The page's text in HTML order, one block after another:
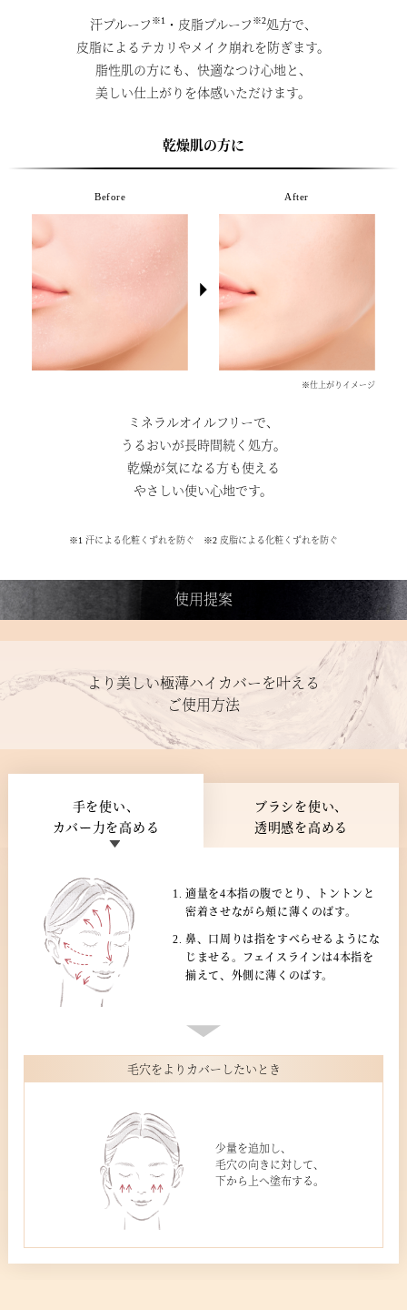
汗プルーフ ※1・皮脂プルーフ ※2処方で、
皮脂によるテカリやメイク崩れを防ぎます。
脂性肌の方にも、快適なつけ心地と、
美しい仕上がりを体感いただけます。
乾燥肌の方に
Before After
※仕上がりイメージ
ミネラルオイルフリーで、
うるおいが長時間続く処方。
乾燥が気になる方も使える
やさしい使い心地です。
※1 汗による化粧くずれを防ぐ ※2 皮脂による化粧くずれを防ぐ
使用提案
より美しい極薄ハイカバーを叶える
ご使用方法
手を使い、
カバー力を高める
ブラシを使い、
透明感を高める
適量を4本指の腹でとり、トントンと
密着させながら頬に薄くのばす。
鼻、口周りは指をすべらせるようにな
じませる。フェイスラインは4本指を
揃えて、外側に薄くのばす。
毛穴をよりカバーしたいとき
少量を追加し、
毛穴の向きに対して、
下から上へ塗布する。